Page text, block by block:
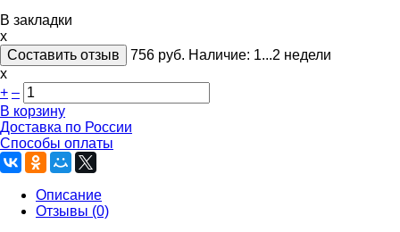
В закладки
x
Составить отзыв
756 руб. Наличие: 1...2 недели
х
+ –
В корзину
Доставка по России
Способы оплаты
Описание
Отзывы (0)